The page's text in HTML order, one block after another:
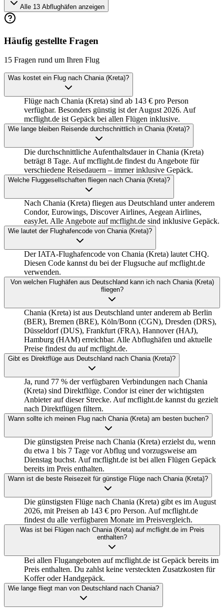
Alle 13 Abflughäfen anzeigen
Häufig gestellte Fragen
15 Fragen rund um Ihren Flug
Was kostet ein Flug nach Chania (Kreta)?
Flüge nach Chania (Kreta) sind ab 143 € pro Person
verfügbar. Besonders günstig ist der August 2026. Auf
mcflight.de ist Gepäck bei allen Flügen inklusive.
Wie lange bleiben Reisende durchschnittlich in Chania (Kreta)?
Die durchschnittliche Aufenthaltsdauer in Chania (Kreta)
beträgt 8 Tage. Auf mcflight.de findest du Angebote für
verschiedene Reisedauern – immer inklusive Gepäck.
Welche Fluggesellschaften fliegen nach Chania (Kreta)?
Nach Chania (Kreta) fliegen aus Deutschland unter anderem
Condor, Eurowings, Discover Airlines, Aegean Airlines,
easyJet. Alle Angebote auf mcflight.de sind inklusive Gepäck.
Wie lautet der Flughafencode von Chania (Kreta)?
Der IATA-Flughafencode von Chania (Kreta) lautet CHQ.
Diesen Code kannst du bei der Flugsuche auf mcflight.de
verwenden.
Von welchen Flughäfen aus Deutschland kann ich nach Chania (Kreta)
fliegen?
Chania (Kreta) ist aus Deutschland unter anderem ab Berlin
(BER), Bremen (BRE), Köln/Bonn (CGN), Dresden (DRS),
Düsseldorf (DUS), Frankfurt (FRA), Hannover (HAJ),
Hamburg (HAM) erreichbar. Alle Abflughäfen und aktuelle
Preise findest du auf mcflight.de.
Gibt es Direktflüge aus Deutschland nach Chania (Kreta)?
Ja, rund 77 % der verfügbaren Verbindungen nach Chania
(Kreta) sind Direktflüge. Condor ist einer der wichtigsten
Anbieter auf dieser Strecke. Auf mcflight.de kannst du gezielt
nach Direktflügen filtern.
Wann sollte ich meinen Flug nach Chania (Kreta) am besten buchen?
Die günstigsten Preise nach Chania (Kreta) erzielst du, wenn
du etwa 1 bis 7 Tage vor Abflug und vorzugsweise am
Dienstag buchst. Auf mcflight.de ist bei allen Flügen Gepäck
bereits im Preis enthalten.
Wann ist die beste Reisezeit für günstige Flüge nach Chania (Kreta)?
Die günstigsten Flüge nach Chania (Kreta) gibt es im August
2026, mit Preisen ab 143 € pro Person. Auf mcflight.de
findest du alle verfügbaren Monate im Preisvergleich.
Was ist bei Flügen nach Chania (Kreta) auf mcflight.de im Preis
enthalten?
Bei allen Flugangeboten auf mcflight.de ist Gepäck bereits im
Preis enthalten. Du zahlst keine versteckten Zusatzkosten für
Koffer oder Handgepäck.
Wie lange fliegt man von Deutschland nach Chania?